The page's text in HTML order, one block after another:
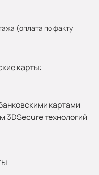
(оплата по факту
карты:
картами
3DSecure технологий